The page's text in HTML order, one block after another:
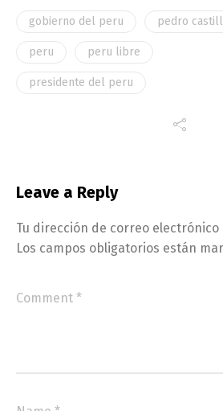
gobierno del peru pedro
peru peru libre
presidente del peru
Leave a Reply
Tu dirección de correo electrónico
Los campos obligatorios están